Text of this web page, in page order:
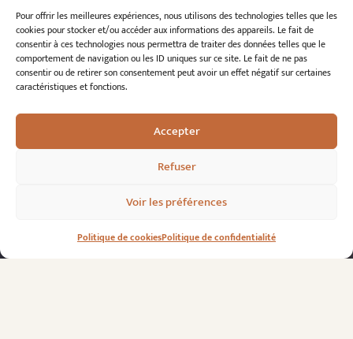
Pour offrir les meilleures expériences, nous utilisons des technologies telles que les
cookies pour stocker et/ou accéder aux informations des appareils. Le fait de
consentir à ces technologies nous permettra de traiter des données telles que le
comportement de navigation ou les ID uniques sur ce site. Le fait de ne pas
consentir ou de retirer son consentement peut avoir un effet négatif sur certaines
caractéristiques et fonctions.
Accepter
Refuser
Voir les préférences
Politique de cookiesPolitique de confidentialité
ancienne
Commission d'édition
Commission Delestre
Ressources
Carte interactive
Bibliothèque numérique
Archives patrimoniales
Informations
pratiques
confidentialité
Politique de cookies
Mentions légales
Espace éditeur